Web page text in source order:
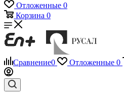
Отложенные 0
Корзина 0
Сравнение0 Отложенные 0